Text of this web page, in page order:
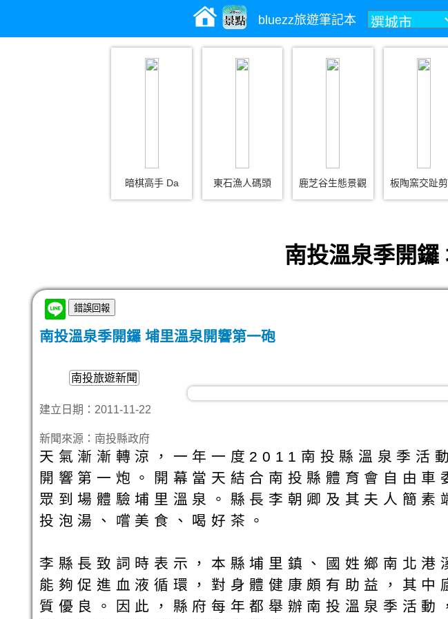
bluezz旅遊筆記本
暗棋高手 Da 東石漁人碼頭 鹿芝谷生態景觀 板陶窯交趾
南投溫泉季開鑼
南投溫泉季開鑼 埔里溫泉開響第一砲
南投旅遊新聞
建立日期：2011-11-22
新聞來源：南投縣政府
天氣漸漸轉涼，一年一度2011南投縣溫泉季活
開響第一炮。開幕當天結合南投縣體育會自由
眾到場體驗埔里溫泉。縣長李朝卿及其夫人簡
投泡湯、嚐美食、喝好茶。
李縣長致詞時表示，本縣埔里鎮、國姓鄉南北
能夠促進血液循環，對身體健康頗有助益，其
質優良。因此，縣府每年都舉辦南投溫泉季活